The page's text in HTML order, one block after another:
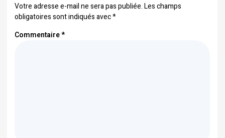
Votre adresse e-mail ne sera pas publiée.Les champs
obligatoires sont indiqués avec*
Commentaire*